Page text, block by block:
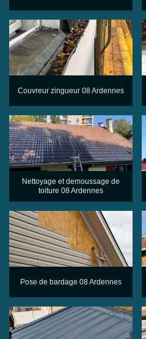
Couvreur zingueur 08 Ardennes
Nettoyage et demoussage de
toiture 08 Ardennes
Pose de bardage 08 Ardennes